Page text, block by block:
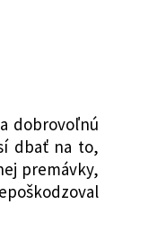
dobrovoľnú
dbať na to,
premávky,